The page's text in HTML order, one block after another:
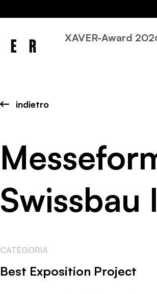
XAVER-Award
indietro
Swissbau
CATEGORIA
Best Exposition Project